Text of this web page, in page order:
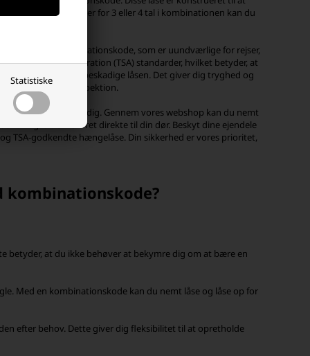
Statistiske
Med muligheder for 3 eller 4 tal i kombinationen kan du
med kombinationskode, som er uundværlige for rejser,
Security Administration (TSA) standarder, hvilket betyder, at
bagage uden at beskadige låsen. Det giver dig tryghed og
for autoriseret inspektion.
rette løsning for dig. Gennem vores webshop kan du nemt
og få den leveret direkte til din dør. Beskyt dine ejendele
TSA-godkendte hængelåse. Din sikkerhed er vores prioritet,
kombinationskode?
betyder, at du ikke behøver at bekymre dig om at bære en
Med en kombinationskode kan du nemt låse og låse op for
efter behov. Dette giver dig fleksibilitet til at opretholde